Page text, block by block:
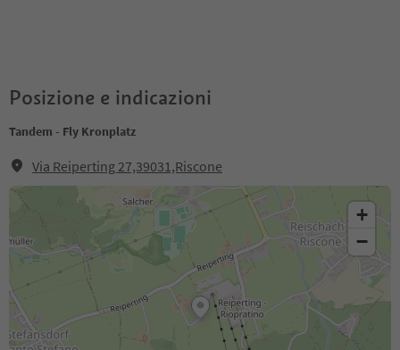
Posizione e indicazioni
Tandem - Fly Kronplatz
Via Reiperting 27,39031,Riscone
+
−